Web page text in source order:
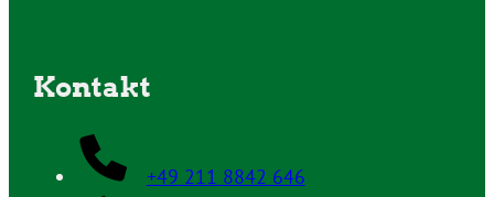
Kontakt
+49 211 8842 646